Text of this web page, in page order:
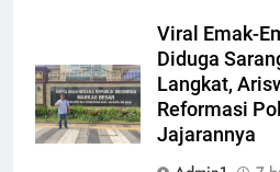
Viral Emak-
Diduga
Langkat,
Reformasi
Jajarannya